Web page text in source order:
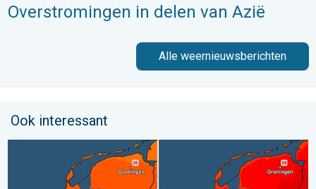
Overstromingen in delen van Azië
Alle weernieuwsberichten
Ook interessant
Volop zon en zomerse warmte. Weekendweer. . . donderdag